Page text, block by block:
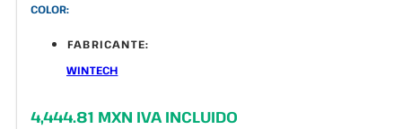
COLOR:
FABRICANTE:
WINTECH
4,444.81 MXN IVA INCLUIDO